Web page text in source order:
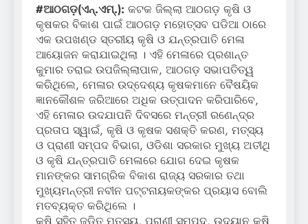
#ଆଠଗଡ଼(ଏନ୍‌.ଏମ୍‌.): କଟକ ଜିଲ୍ଲା ଆଠଗଡ଼ କୃଷି ଓ
କୃଷକର ବିକାଶ ପାଇଁ ଆଠଗଡ଼ ମହୋତ୍ସବ ପଡିଆ ଠାରେ
ଏକ ଉପଖଣ୍ଡ ସ୍ତରୀୟ କୃଷି ଓ ଯନ୍ତ୍ରପାତି ମେଳା
ଆୟୋଜନ କରାଯାଇଥିଲା । ଏହି ମେଳାରେ ପ୍ରଶାନ୍ତ
କୁମାର ତରାଇ ଉପଜିଲ୍ଲାପାଳ, ଆଠଗଡ଼ ସଭାପତିତ୍ୱ
କରିଥିଲେ, ମେଳାର ଉଦ୍ଦେଶ୍ୟ କୃଷକମାନେ ବୈଷୟିକ
ଜ୍ଞାନକୌଶଳ ଜରିଆରେ ଅଧିକ ଉତ୍ପାଦନ କରିପାରିବେ,
ଏହି ମେଳାର ଉଦଯାପନି ଦିବସରେ ମନ୍ତ୍ରୀ ରଣେନ୍ଦ୍ର
ପ୍ରତାପ ସ୍ୱାଇଁ, କୃଷି ଓ କୃଷକ ସଶକ୍ତି କରଣ, ମତ୍ସ୍ୟ
ଓ ପ୍ରାଣୀ ସମ୍ପଦ ବିଭାଗ, ଓଡିଶା ସରକାର ମୁଖ୍ୟ ଅତୀଥି
ଓ କୃଷି ଯନ୍ତ୍ରପାତି ମେଳାରେ ଯୋଗ ଦେଇ କୃଷକ
ମାନଙ୍କର ସାମଗ୍ରିକ ବିକାଶ ରାଜ୍ୟ ସରକାର ତଥା
ମୁଖ୍ୟମନ୍ତ୍ରୀ ନବୀନ ପଟ୍ଟନାୟକଙ୍କର ପ୍ରୟାସ ବୋଲି
ମତବ୍ୟକ୍ତ କରିଥିଲେ ।
କୃଷି ସହିତ ଜଡିତ ମତ୍ସ୍ୟ, ପ୍ରାଣୀ ସମ୍ପଦ, ଉଦ୍ୟାନ କୃଷି